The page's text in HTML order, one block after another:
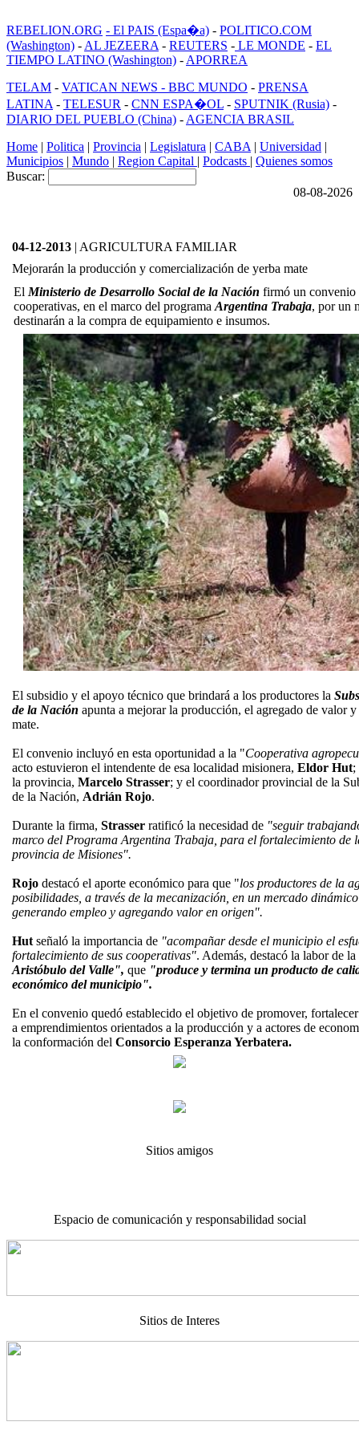
REBELION.ORG - El PAIS (Espa�a) - POLITICO.COM
(Washington) - AL JEZEERA - REUTERS - LE MONDE - EL
TIEMPO LATINO (Washington) - APORREA
TELAM - VATICAN NEWS - BBC MUNDO - PRENSA
LATINA - TELESUR - CNN ESPA�OL - SPUTNIK (Rusia) -
DIARIO DEL PUEBLO (China) - AGENCIA BRASIL
Home | Politica | Provincia | Legislatura | CABA | Universidad |
Municipios | Mundo | Region Capital | Podcasts | Quienes somos
Buscar:
08-08-2026
04-12-2013 | AGRICULTURA FAMILIAR
Mejorarán la producción y comercialización de yerba mate
El Ministerio de Desarrollo Social de la Nación firmó un convenio
cooperativas, en el marco del programa Argentina Trabaja, por un
destinarán a la compra de equipamiento e insumos.
El subsidio y el apoyo técnico que brindará a los productores la
de la Nación apunta a mejorar la producción, el agregado de valor
mate.
El convenio incluyó en esta oportunidad a la "Cooperativa
acto estuvieron el intendente de esa localidad misionera, Eldor Hut;
la provincia, Marcelo Strasser; y el coordinador provincial de la
de la Nación, Adrián Rojo.
Durante la firma, Strasser ratificó la necesidad de "seguir
marco del Programa Argentina Trabaja, para el fortalecimiento de
provincia de Misiones".
Rojo destacó el aporte económico para que "los productores de la
posibilidades, a través de la mecanización, en un mercado
generando empleo y agregando valor en origen".
Hut señaló la importancia de "acompañar desde el municipio el
fortalecimiento de sus cooperativas". Además, destacó la labor de la
Aristóbulo del Valle", que "produce y termina un producto de
económico del municipio".
En el convenio quedó establecido el objetivo de promover,
a emprendimientos orientados a la producción y a actores de
la conformación del Consorcio Esperanza Yerbatera.
Sitios amigos
Espacio de comunicación y responsabilidad social
Sitios de Interes